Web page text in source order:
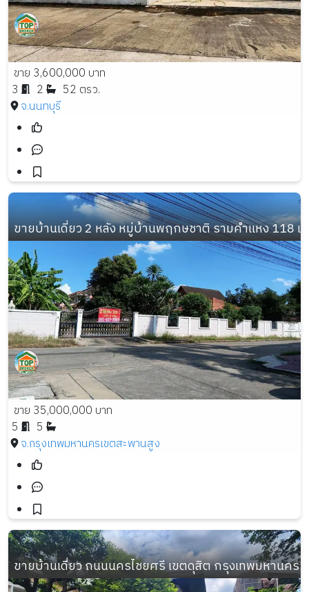
ขาย 3,600,000 บาท
3
2
52 ตรว.
จ.นนทบุรี
ขายบ้านเดี่ยว 2 หลัง หมู่บ้านพฤกษชาติ รามคำแหง 118 เ
ขาย 35,000,000 บาท
5
5
จ.กรุงเทพมหานครเขตสะพานสูง
ขายบ้านเดี่ยว ถนนนครไชยศรี เขตดุสิต กรุงเทพมหานคร